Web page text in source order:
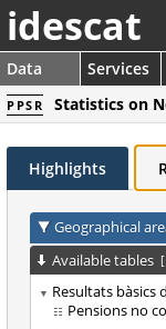
idescat
Data Services
PPSR Statistics on
Highlights
Geographical
Available tables [
Resultats bàsics
Pensions no